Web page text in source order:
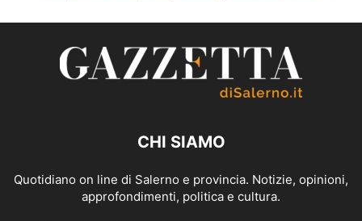
CHI SIAMO
Quotidiano on line di Salerno e provincia. Notizie, opinioni,
approfondimenti, politica e cultura.